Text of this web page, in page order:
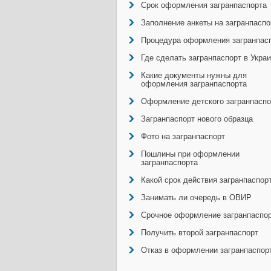
Срок оформления загранпаспорта
Заполнение анкеты на
Процедура оформления
Где сделать загранпаспорт в
Какие документы нужны для
оформления загранпаспорта
Оформление детского
Загранпаспорт нового образца
Фото на загранпаспорт
Пошлины при оформлении
загранпаспорта
Какой срок действия
Занимать ли очередь в ОВИР
Срочное оформление
Получить второй загранпаспорт
Отказ в оформлении